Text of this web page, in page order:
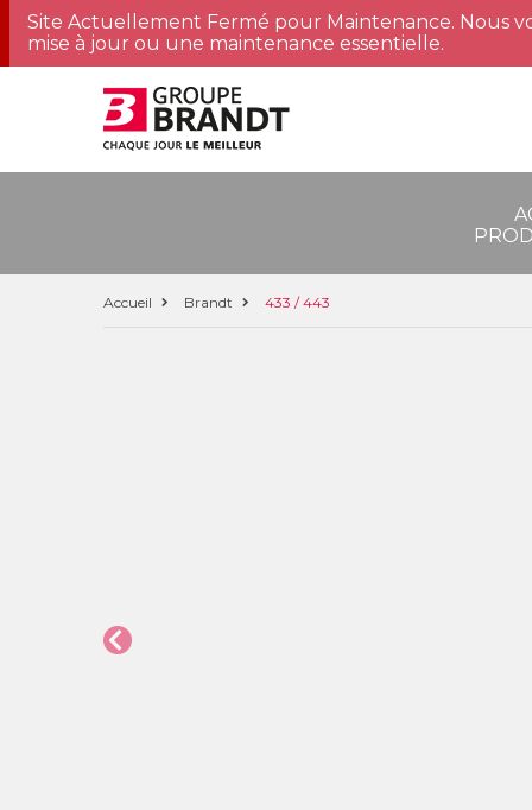
Site Actuellement Fermé pour Maintenance. Nous
mise à jour ou une maintenance essentielle.
Accueil Brandt 433 / 443